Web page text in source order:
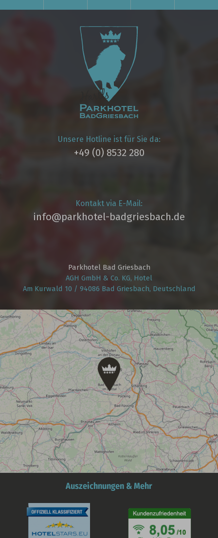
Unsere Hotline ist für Sie da:
+49 (0) 8532 280
Kontakt via E-Mail:
info@parkhotel­-badgriesbach.de
Parkhotel Bad Griesbach
AGH GmbH & Co. KG, Hotel
Am Kurwald 10 / 94086 Bad Griesbach, Deutschland
Auszeichnungen & Mehr